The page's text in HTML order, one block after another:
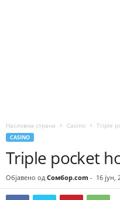
Насловна страна Casino Triple
CASINO
Triple pocket
Објавено од Сомбор.com - 16 јун,